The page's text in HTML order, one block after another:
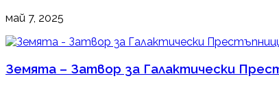
май 7, 2025
Земята – Затвор за Галактически